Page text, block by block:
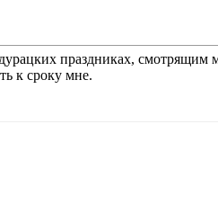
праздниках, смотрящим
к сроку мне.